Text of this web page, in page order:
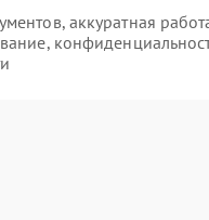
аккуратная